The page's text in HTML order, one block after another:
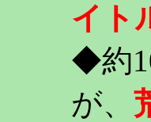
イト
◆約
が、